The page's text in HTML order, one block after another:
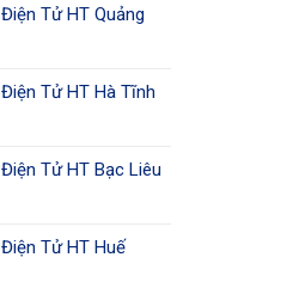
Tử HT Quảng
Tử HT Hà Tĩnh
Tử HT Bạc Liêu
Tử HT Huế